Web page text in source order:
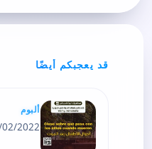
قد يعجبكم أيضًا
ألبوم
2022